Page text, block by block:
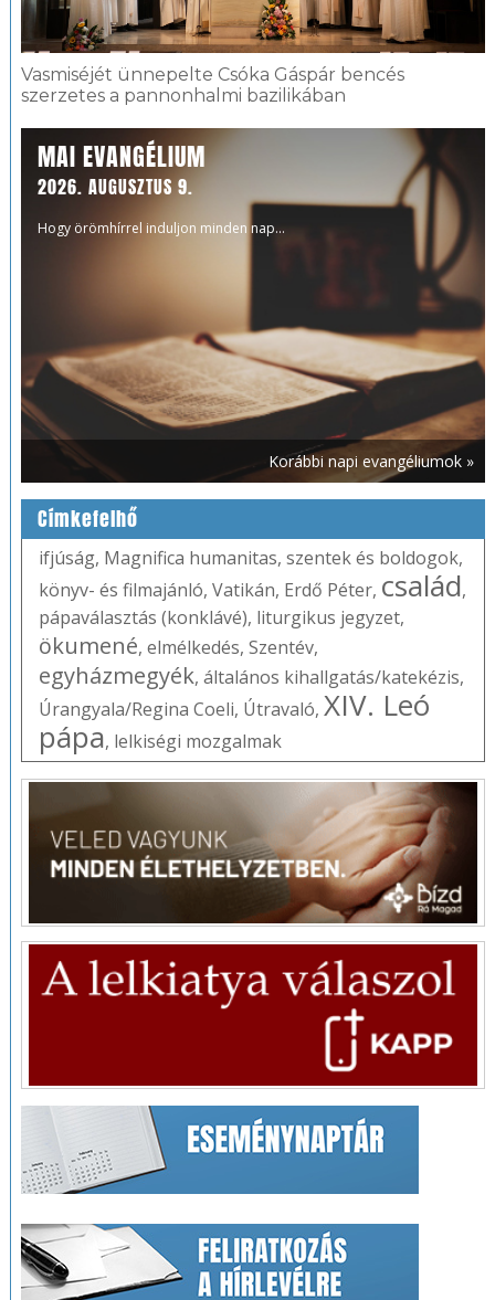
Vasmiséjét ünnepelte Csóka Gáspár bencés
szerzetes a pannonhalmi bazilikában
MAI EVANGÉLIUM
2026. AUGUSZTUS 9.
Hogy örömhírrel induljon minden nap...
Korábbi napi evangéliumok »
Címkefelhő
ifjúság, Magnifica humanitas, szentek és boldogok,
könyv- és filmajánló, Vatikán, Erdő Péter, család,
pápaválasztás (konklávé), liturgikus jegyzet,
ökumené, elmélkedés, Szentév,
egyházmegyék, általános kihallgatás/katekézis,
Úrangyala/Regina Coeli, Útravaló, XIV. Leó
pápa, lelkiségi mozgalmak